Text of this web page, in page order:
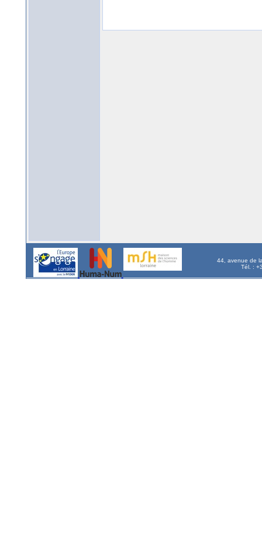
44, avenue de
Tél. :